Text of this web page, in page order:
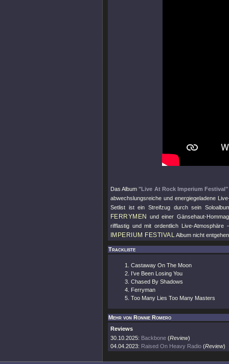
Das Album"Live At Rock Imperium Festival"
abwechslungsreiche und energiegeladene
Setlist ist ein Streifzug durch sein
FERRYMEN
und einer Gänsehaut-
rifflastig und mit ordentlich Live-
IMPERIUM FESTIVALAlbum nicht
Trackliste
Castaway On The Moon
I’ve Been Losing You
Chased By Shadows
Ferryman
Too Many Lies Too Many Masters
Mehr von Ronnie Romero
Reviews
30.10.2025: Backbone (Review)
04.04.2023: Raised On Heavy Radio (Review)